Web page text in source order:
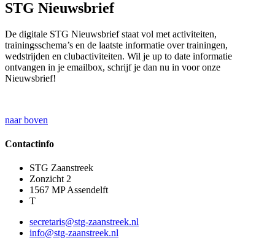
STG Nieuwsbrief
De digitale STG Nieuwsbrief staat vol met activiteiten,
trainingsschema’s en de laatste informatie over trainingen,
wedstrijden en clubactiviteiten. Wil je up to date informatie
ontvangen in je emailbox, schrijf je dan nu in voor onze
Nieuwsbrief!
naar boven
Contactinfo
STG Zaanstreek
Zonzicht 2
1567 MP Assendelft
T
secretaris@stg-zaanstreek.nl
info@stg-zaanstreek.nl